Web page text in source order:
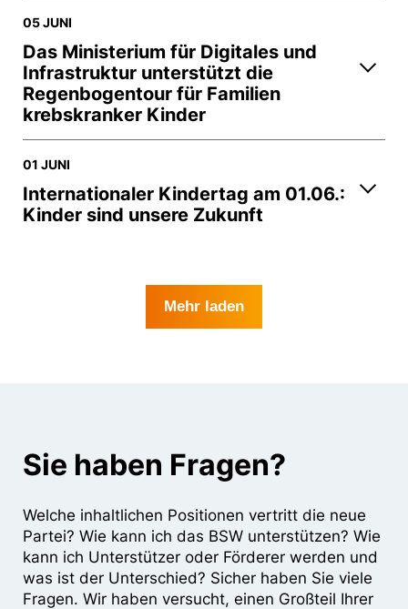
05 JUNI
Das Ministerium für Digitales und
Infrastruktur unterstützt die
Regenbogentour für Familien
krebskranker Kinder
01 JUNI
Internationaler Kindertag am 01.06.:
Kinder sind unsere Zukunft
Mehr laden
Sie haben Fragen?
Welche inhaltlichen Positionen vertritt die neue
Partei? Wie kann ich das BSW unterstützen? Wie
kann ich Unterstützer oder Förderer werden und
was ist der Unterschied? Sicher haben Sie viele
Fragen. Wir haben versucht, einen Großteil Ihrer